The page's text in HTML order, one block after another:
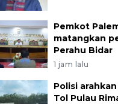
Pemkot
matangkan
Perahu Bidar
1 jam lalu
Polisi
Tol Pulau